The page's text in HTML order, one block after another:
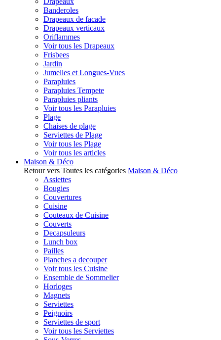
Banderoles
Drapeaux de facade
Drapeaux verticaux
Oriflammes
Voir tous les Drapeaux
Frisbees
Jardin
Jumelles et Longues-Vues
Parapluies
Parapluies Tempete
Parapluies pliants
Voir tous les Parapluies
Plage
Chaises de plage
Serviettes de Plage
Voir tous les Plage
Voir tous les articles
Maison & Déco
Retour vers Toutes les catégories Maison & Déco
Assiettes
Bougies
Couvertures
Cuisine
Couteaux de Cuisine
Couverts
Decapsuleurs
Lunch box
Pailles
Planches a decouper
Voir tous les Cuisine
Ensemble de Sommelier
Horloges
Magnets
Serviettes
Peignoirs
Serviettes de sport
Voir tous les Serviettes